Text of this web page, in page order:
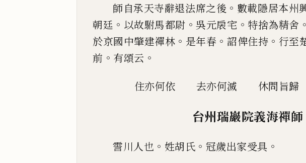
師自承天寺辭退法席之後 。 數載隱居本州
朝廷 。 以故駙馬都尉 。吳元扆宅 。 特捨為精舍 。
於京國中肇建禪林 。 是年春 。 詔俾住持 。 行至
前 。 有頌云 。
住亦何依 去亦何滅 休問旨歸
台州瑞巖院義海禪師
霅川人也 。 姓胡氏 。 冠歲出家受具 。